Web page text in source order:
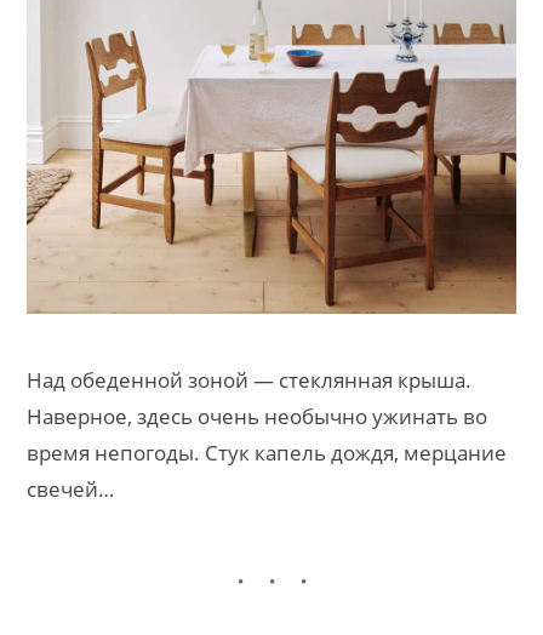
Над обеденной зоной — стеклянная крыша.
Наверное, здесь очень необычно ужинать во
время непогоды. Стук капель дождя, мерцание
свечей…